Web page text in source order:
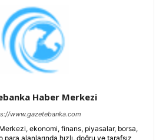
Haber Merkezi
www.gazetebanka.com
ekonomi, finans, piyasalar, borsa,
alanlarında hızlı, doğru ve tarafsız